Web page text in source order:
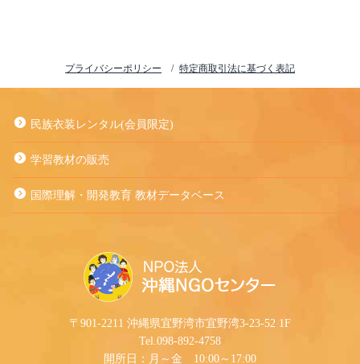
プライバシーポリシー 特定商取引法に基づく表記
民族衣装レンタル(会員限定)
学習教材の販売
国際理解・開発教育 教材データベース
〒901-2211 沖縄県宜野湾市宜野湾3-23-52 1F
Tel.098-892-4758
開所日：月～金 10:00～17:00